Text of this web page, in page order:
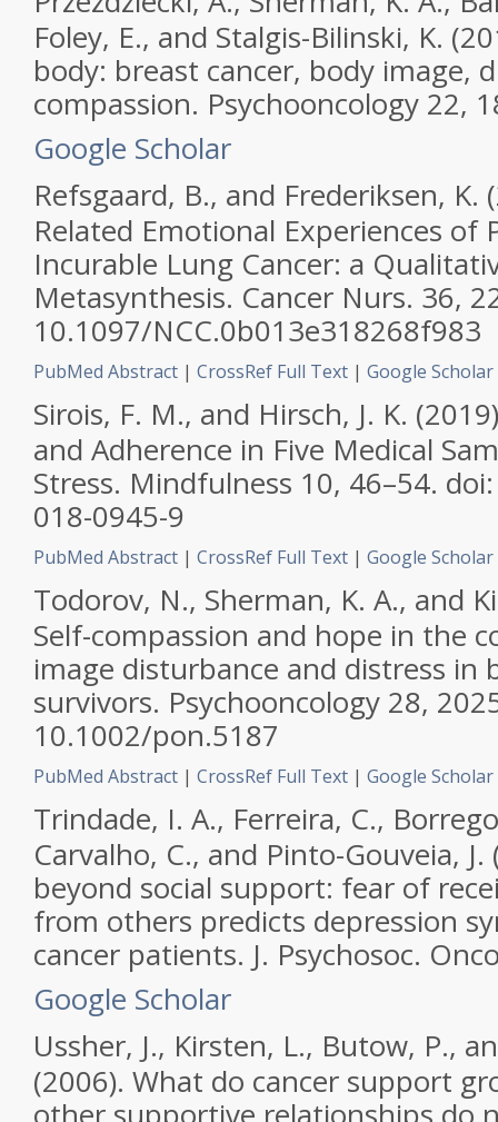
Foley, E., and Stalgis-Bilinski, K.
body: breast cancer, body image,
compassion. Psychooncology 22,
Google Scholar
Refsgaard, B., and Frederiksen, K.
Related Emotional Experiences of
Incurable Lung Cancer: a
Metasynthesis. Cancer Nurs. 36,
10.1097/NCC.0b013e318268f983
PubMed Abstract | CrossRef Full Text | Google Scholar
Sirois, F. M., and Hirsch, J. K.
and Adherence in Five Medical
Stress. Mindfulness 10, 46–54.
018-0945-9
PubMed Abstract | CrossRef Full Text | Google Scholar
Todorov, N., Sherman, K. A., and
Self-compassion and hope in the
image disturbance and distress in
survivors. Psychooncology 28,
10.1002/pon.5187
PubMed Abstract | CrossRef Full Text | Google Scholar
Trindade, I. A., Ferreira, C.,
Carvalho, C., and Pinto-Gouveia,
beyond social support: fear of
from others predicts depression
cancer patients. J. Psychosoc.
Google Scholar
Ussher, J., Kirsten, L., Butow, P.,
(2006). What do cancer support